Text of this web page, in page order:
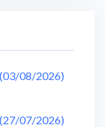
(03/08/2026)
(27/07/2026)